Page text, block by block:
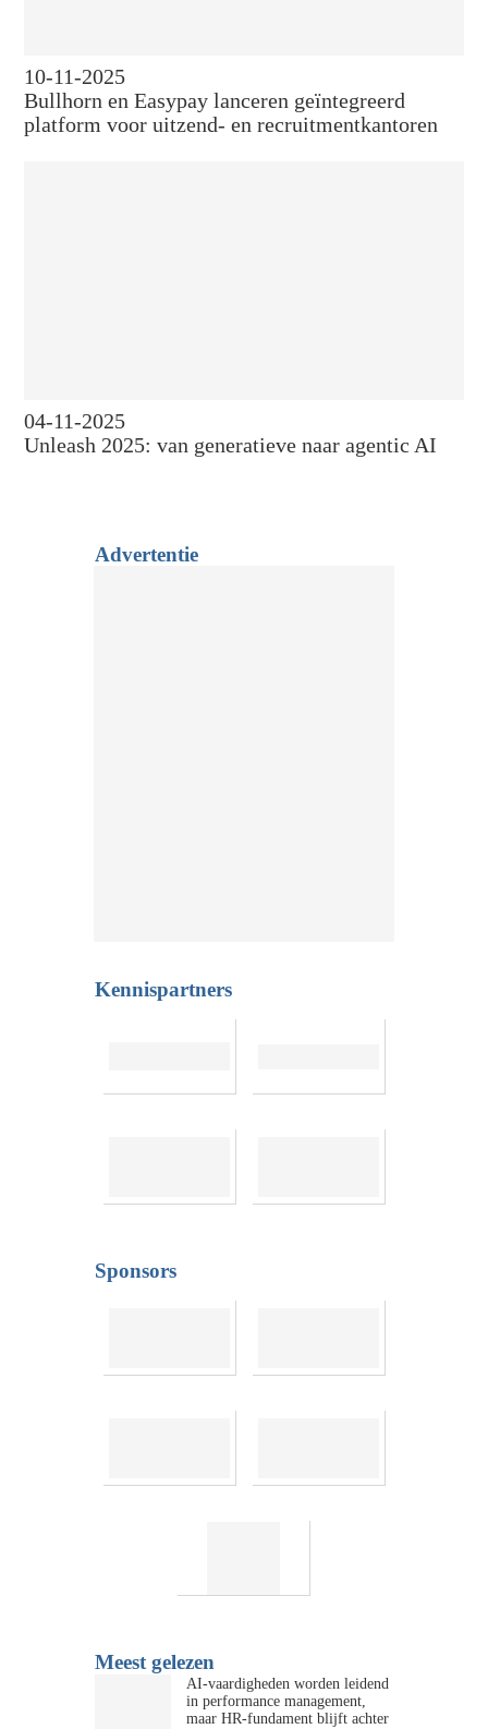
10-11-2025
Bullhorn en Easypay lanceren geïntegreerd
platform voor uitzend- en recruitmentkantoren
04-11-2025
Unleash 2025: van generatieve naar agentic AI
Advertentie
Kennispartners
Sponsors
Meest gelezen
AI-vaardigheden worden leidend
in performance management,
maar HR-fundament blijft achter